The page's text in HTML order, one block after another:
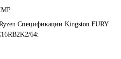
Спецификации Kingston FURY
64: